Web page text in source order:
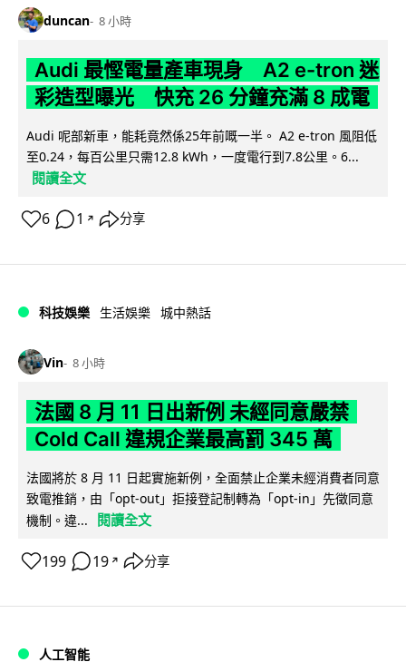
duncan 8 小時
Audi 最慳電量產車現身 A2 e-tron 迷
彩造型曝光 快充 26 分鐘充滿 8 成電
Audi 呢部新車，能耗竟然係25年前嘅一半。 A2 e-tron 風阻低
至0.24，每百公里只需12.8 kWh，一度電行到7.8公里。6...
閱讀全文
6 1 ↗ 分享
科技娛樂 生活娛樂 城中熱話
Vin 8 小時
法國 8 月 11 日出新例 未經同意嚴禁
Cold Call 違規企業最高罰 345 萬
法國將於 8 月 11 日起實施新例，全面禁止企業未經消費者同意
致電推銷，由「opt-out」拒接登記制轉為「opt-in」先徵同意
機制。違...
閱讀全文
199 19 ↗ 分享
人工智能